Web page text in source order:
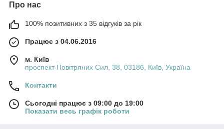
Про нас
100% позитивних з 35 відгуків за рік
Працює з 04.06.2016
м. Київ
проспект Повітряних Сил, 38, 03186, Київ, Україна
Контакти
Сьогодні працює з 09:00 до 19:00
Показати весь графік роботи